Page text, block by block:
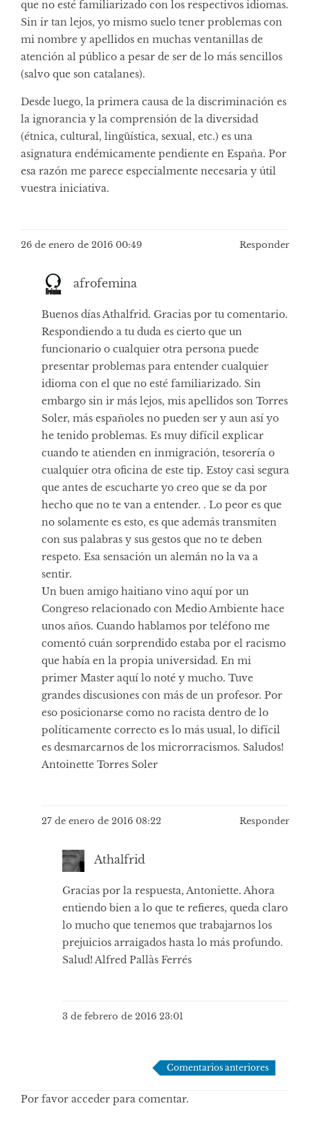
que no esté familiarizado con los respectivos idiomas.
Sin ir tan lejos, yo mismo suelo tener problemas con
mi nombre y apellidos en muchas ventanillas de
atención al público a pesar de ser de lo más sencillos
(salvo que son catalanes).
Desde luego, la primera causa de la discriminación es
la ignorancia y la comprensión de la diversidad
(étnica, cultural, lingüística, sexual, etc.) es una
asignatura endémicamente pendiente en España. Por
esa razón me parece especialmente necesaria y útil
vuestra iniciativa.
26 de enero de 2016 00:49 Responder
afrofemina
Buenos días Athalfrid. Gracias por tu comentario.
Respondiendo a tu duda es cierto que un
funcionario o cualquier otra persona puede
presentar problemas para entender cualquier
idioma con el que no esté familiarizado. Sin
embargo sin ir más lejos, mis apellidos son Torres
Soler, más españoles no pueden ser y aun así yo
he tenido problemas. Es muy difícil explicar
cuando te atienden en inmigración, tesorería o
cualquier otra oficina de este tip. Estoy casi segura
que antes de escucharte yo creo que se da por
hecho que no te van a entender. . Lo peor es que
no solamente es esto, es que además transmiten
con sus palabras y sus gestos que no te deben
respeto. Esa sensación un alemán no la va a
sentir.
Un buen amigo haitiano vino aquí por un
Congreso relacionado con Medio Ambiente hace
unos años. Cuando hablamos por teléfono me
comentó cuán sorprendido estaba por el racismo
que había en la propia universidad. En mi
primer Master aquí lo noté y mucho. Tuve
grandes discusiones con más de un profesor. Por
eso posicionarse como no racista dentro de lo
políticamente correcto es lo más usual, lo difícil
es desmarcarnos de los microrracismos. Saludos!
Antoinette Torres Soler
27 de enero de 2016 08:22 Responder
Athalfrid
Gracias por la respuesta, Antoniette. Ahora
entiendo bien a lo que te refieres, queda claro
lo mucho que tenemos que trabajarnos los
prejuicios arraigados hasta lo más profundo.
Salud! Alfred Pallàs Ferrés
3 de febrero de 2016 23:01
comentarios
Comentarios anteriores
Por favor acceder para comentar.